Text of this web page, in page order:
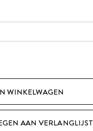
AAN VERLANGLIJST